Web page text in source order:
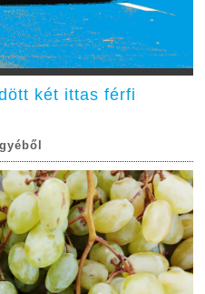
két ittas férfi